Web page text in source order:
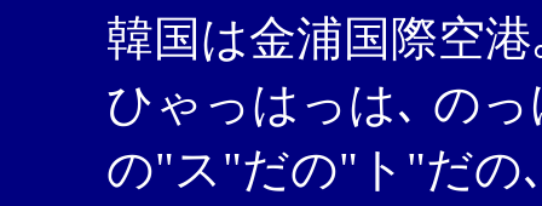
韓国は金浦国際空港
ひゃっはっは､ の
の"ス"だの"ト"だの